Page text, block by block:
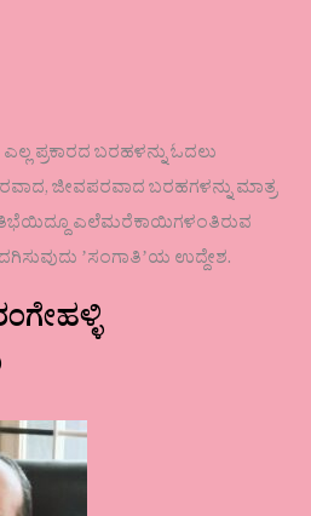
ಪ್ರಕಾರದ ಬರಹಳನ್ನು ಓದಲು
ಜೀವಪರವಾದ ಬರಹಗಳನ್ನು ಮಾತ್ರ
ಎಲೆಮರೆಕಾಯಿಗಳಂತಿರುವ
ʼಸಂಗಾತಿʼಯ ಉದ್ದೇಶ.